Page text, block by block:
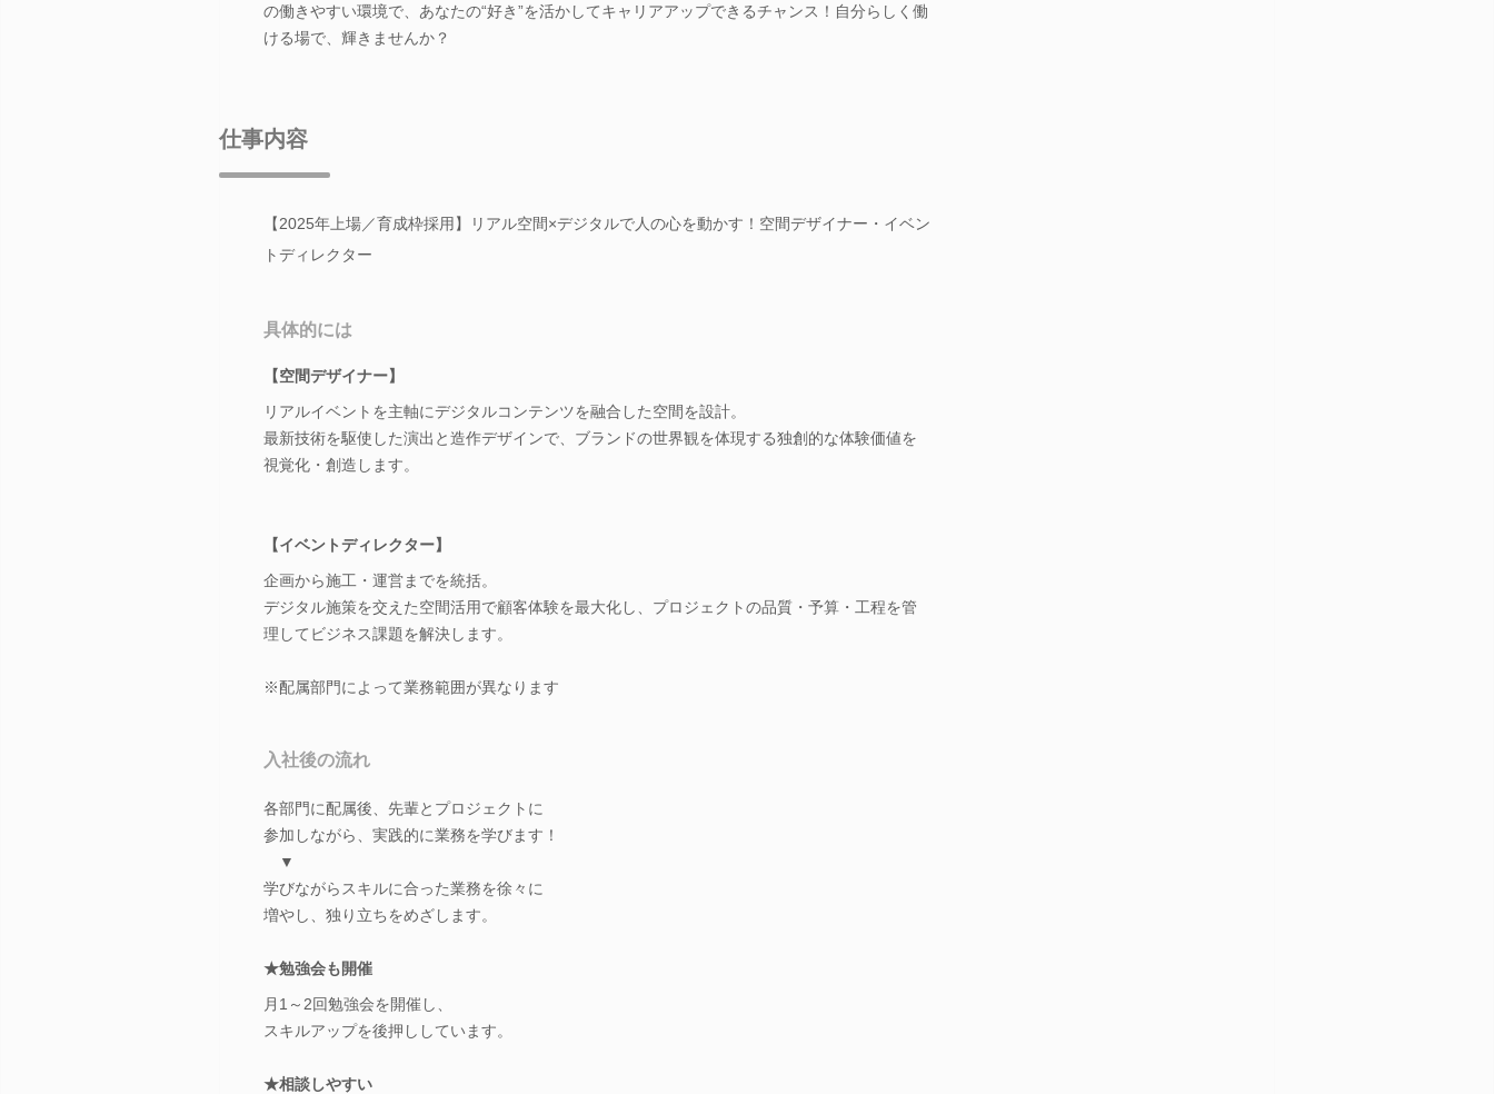
の働きやすい環境で、あなたの“好き”を活かしてキャリアアップできるチャンス！自分らしく働
ける場で、輝きませんか？
仕事内容
【2025年上場／育成枠採用】リアル空間×デジタルで人の心を動かす！空間デザイナー・イベン
トディレクター
具体的には
【空間デザイナー】
リアルイベントを主軸にデジタルコンテンツを融合した空間を設計。
最新技術を駆使した演出と造作デザインで、ブランドの世界観を体現する独創的な体験価値を
視覚化・創造します。
【イベントディレクター】
企画から施工・運営までを統括。
デジタル施策を交えた空間活用で顧客体験を最大化し、プロジェクトの品質・予算・工程を管
理してビジネス課題を解決します。
※配属部門によって業務範囲が異なります
入社後の流れ
各部門に配属後、先輩とプロジェクトに
参加しながら、実践的に業務を学びます！
▼
学びながらスキルに合った業務を徐々に
増やし、独り立ちをめざします。
★勉強会も開催
月1～2回勉強会を開催し、
スキルアップを後押ししています。
★相談しやすい